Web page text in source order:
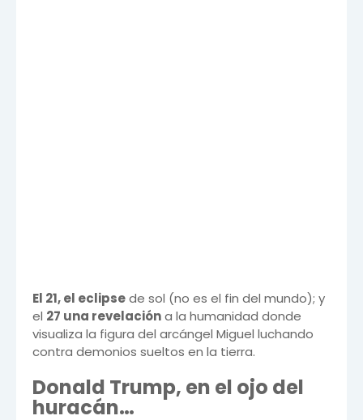
El 21, el eclipsede sol (no es el fin del mundo); y
el 27 una revelacióna la humanidad donde
visualiza la figura del arcángel Miguel luchando
contra demonios sueltos en la tierra.
Donald Trump, en el ojo del
huracán…